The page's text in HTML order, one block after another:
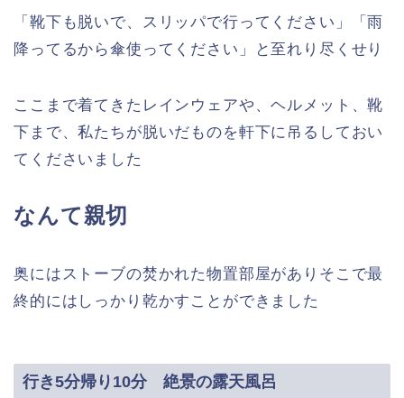
「靴下も脱いで、スリッパで行ってください」「雨
降ってるから傘使ってください」と至れり尽くせり
ここまで着てきたレインウェアや、ヘルメット、靴
下まで、私たちが脱いだものを軒下に吊るしておい
てくださいました
なんて親切
奥にはストーブの焚かれた物置部屋がありそこで最
終的にはしっかり乾かすことができました
行き5分帰り10分 絶景の露天風呂